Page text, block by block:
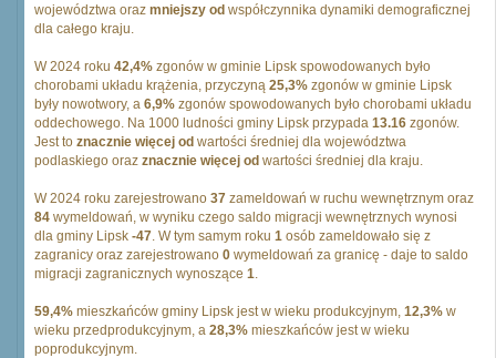
województwa oraz mniejszy od współczynnika dynamiki demograficznej
dla całego kraju.
W 2024 roku 42,4% zgonów w gminie Lipsk spowodowanych było
chorobami układu krążenia, przyczyną 25,3% zgonów w gminie Lipsk
były nowotwory, a 6,9% zgonów spowodowanych było chorobami układu
oddechowego. Na 1000 ludności gminy Lipsk przypada 13.16 zgonów.
Jest to znacznie więcej od wartości średniej dla województwa
podlaskiego oraz znacznie więcej od wartości średniej dla kraju.
W 2024 roku zarejestrowano 37 zameldowań w ruchu wewnętrznym oraz
84 wymeldowań, w wyniku czego saldo migracji wewnętrznych wynosi
dla gminy Lipsk -47 . W tym samym roku 1 osób zameldowało się z
zagranicy oraz zarejestrowano 0 wymeldowań za granicę - daje to saldo
migracji zagranicznych wynoszące 1
59,4% mieszkańców gminy Lipsk jest w wieku produkcyjnym, 12,3% w
wieku przedprodukcyjnym, a 28,3% mieszkańców jest w wieku
poprodukcyjnym.